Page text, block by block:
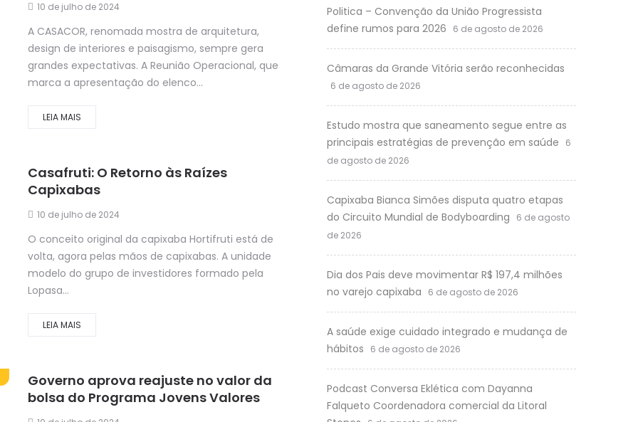
10 de julho de 2024
A CASACOR, renomada mostra de arquitetura,
design de interiores e paisagismo, sempre gera
grandes expectativas. A Reunião Operacional, que
marca a apresentação do elenco...
LEIA MAIS
Casafruti: O Retorno às Raízes
Capixabas
10 de julho de 2024
O conceito original da capixaba Hortifruti está de
volta, agora pelas mãos de capixabas. A unidade
modelo do grupo de investidores formado pela
Lopasa...
LEIA MAIS
Governo aprova reajuste no valor da
bolsa do Programa Jovens Valores
Politica – Convenção da União Progressista
define rumos para 2026
6 de agosto de 2026
Câmaras da Grande Vitória serão reconhecidas
6 de agosto de 2026
Estudo mostra que saneamento segue entre as
principais estratégias de prevenção em saúde
6
de agosto de 2026
Capixaba Bianca Simões disputa quatro etapas
do Circuito Mundial de Bodyboarding
6 de agosto
de 2026
Dia dos Pais deve movimentar R$ 197,4 milhões
no varejo capixaba
6 de agosto de 2026
A saúde exige cuidado integrado e mudança de
hábitos
6 de agosto de 2026
Podcast Conversa Eklética com Dayanna
Falqueto Coordenadora comercial da Litoral